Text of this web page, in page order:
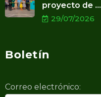
proyecto de ...
29/07/2026
Boletín
Correo electrónico: